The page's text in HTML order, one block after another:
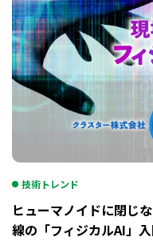
技術トレンド
ヒューマノイドに閉じ
線の「フィジカルAI」入